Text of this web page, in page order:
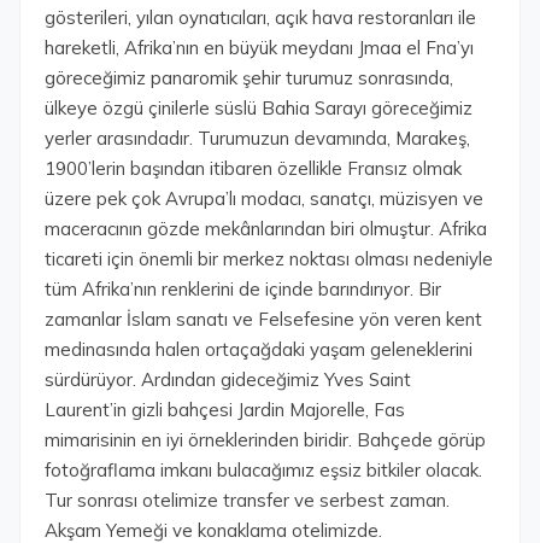
gösterileri, yılan oynatıcıları, açık hava restoranları ile
hareketli, Afrika’nın en büyük meydanı Jmaa el Fna’yı
göreceğimiz panaromik şehir turumuz sonrasında,
ülkeye özgü çinilerle süslü Bahia Sarayı göreceğimiz
yerler arasındadır. Turumuzun devamında, Marakeş,
1900’lerin başından itibaren özellikle Fransız olmak
üzere pek çok Avrupa’lı modacı, sanatçı, müzisyen ve
maceracının gözde mekânlarından biri olmuştur. Afrika
ticareti için önemli bir merkez noktası olması nedeniyle
tüm Afrika’nın renklerini de içinde barındırıyor. Bir
zamanlar İslam sanatı ve Felsefesine yön veren kent
medinasında halen ortaçağdaki yaşam geleneklerini
sürdürüyor. Ardından gideceğimiz Yves Saint
Laurent’in gizli bahçesi Jardin Majorelle, Fas
mimarisinin en iyi örneklerinden biridir. Bahçede görüp
fotoğraflama imkanı bulacağımız eşsiz bitkiler olacak.
Tur sonrası otelimize transfer ve serbest zaman.
Akşam Yemeği ve konaklama otelimizde.